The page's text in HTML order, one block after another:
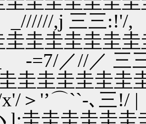
,j 三三:!'/,
圭圭圭圭
-=7/／//／
圭圭圭圭圭
x'/＞'’⌒``-､三
圭圭圭圭圭